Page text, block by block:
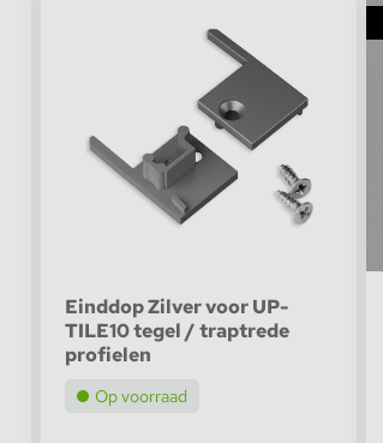
Einddop Zilver voor UP-
TILE10 tegel / traptrede
profielen
Op voorraad